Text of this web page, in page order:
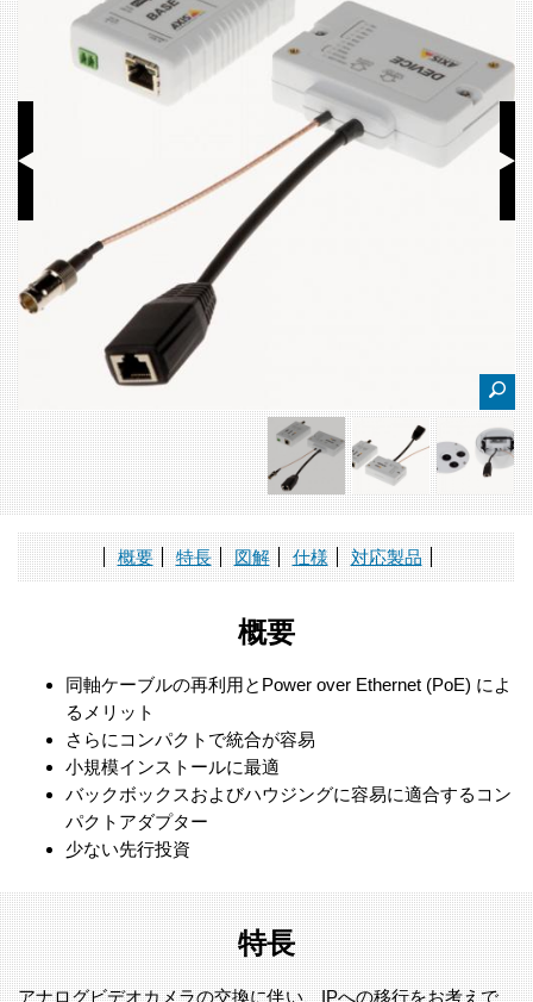
概要 特長 図解 仕様 対応製品
概要
同軸ケーブルの再利用とPower over Ethernet (PoE) によ
るメリット
さらにコンパクトで統合が容易
小規模インストールに最適
バックボックスおよびハウジングに容易に適合するコン
パクトアダプター
少ない先行投資
特長
アナログビデオカメラの交換に伴い、IPへの移行をお考えで